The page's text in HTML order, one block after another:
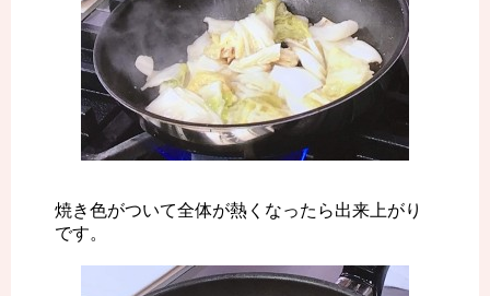
焼き色がついて全体が熱くなったら出来上がり
です。